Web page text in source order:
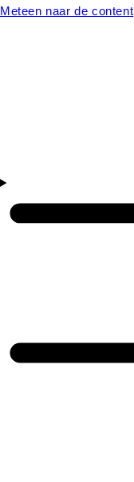
Meteen naar de content